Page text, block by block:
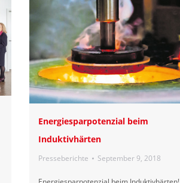
Energiesparpotenzial beim
Induktivhärten
Presseberichte September 9, 2018